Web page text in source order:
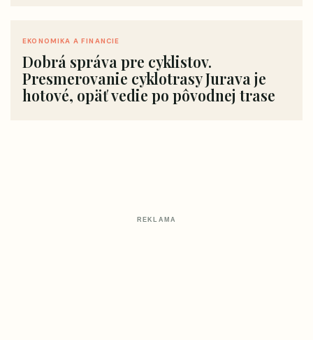
EKONOMIKA A FINANCIE
Dobrá správa pre cyklistov.
Presmerovanie cyklotrasy Jurava je
hotové, opäť vedie po pôvodnej trase
REKLAMA